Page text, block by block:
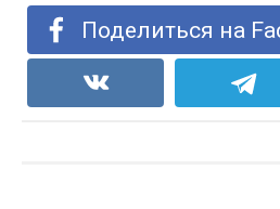
Поделиться на